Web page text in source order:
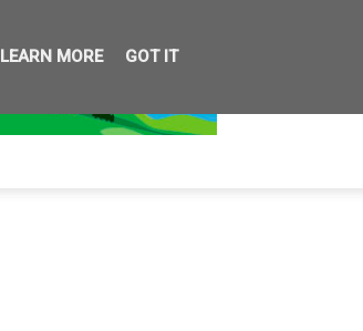
LEARN MORE GOT IT